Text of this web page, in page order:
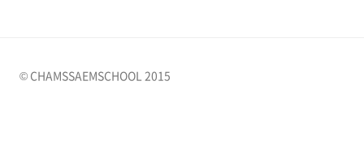
© CHAMSSAEMSCHOOL 2015